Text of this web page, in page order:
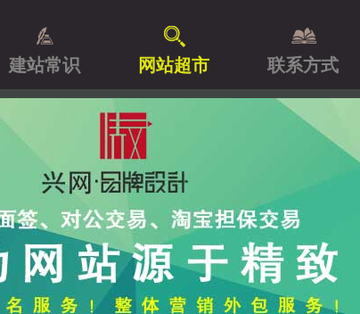
建站常识 网站超市 联系方式